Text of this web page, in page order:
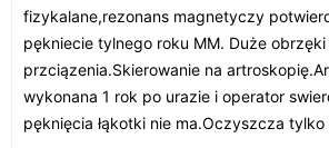
fizykalane,rezonans magnetyczy
pękniecie tylnego roku MM. Duże obrzęki
przciązenia.Skierowanie na
wykonana 1 rok po urazie i operator
pęknięcia łąkotki nie ma.Oczyszcza tylko